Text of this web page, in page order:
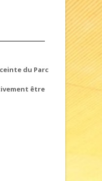
du Parc
être